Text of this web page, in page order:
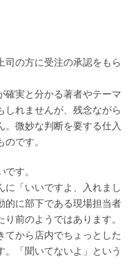
司の方に受注の承認をもら
確実と分かる著者やテーマ
しれませんが、残念ながら
。微妙な判断を要する仕入
です。
です。
に「いいですよ、入れまし
的に部下である現場担当者
前のようではあります。
てから店内でちょっとした
「聞いてないよ」という